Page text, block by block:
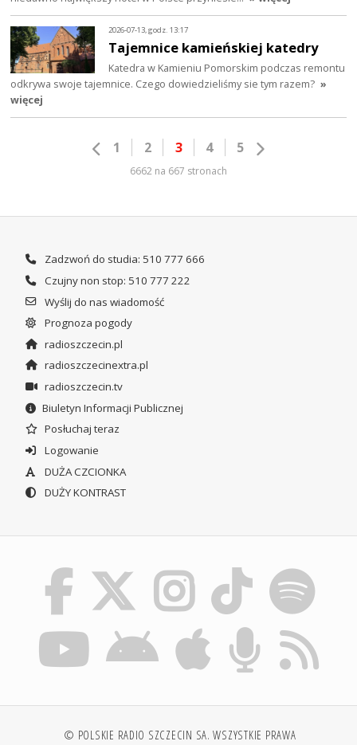
2026-07-13, godz. 13:17
Tajemnice kamieńskiej katedry
Katedra w Kamieniu Pomorskim podczas remontu
odkrywa swoje tajemnice. Czego dowiedzieliśmy sie tym razem? »
więcej
1 2 3 4 5
6662 na 667 stronach
Zadzwoń do studia: 510 777 666
Czujny non stop: 510 777 222
Wyślij do nas wiadomość
Prognoza pogody
radioszczecin.pl
radioszczecinextra.pl
radioszczecin.tv
Biuletyn Informacji Publicznej
Posłuchaj teraz
Logowanie
DUŻA CZCIONKA
DUŻY KONTRAST
© POLSKIE RADIO SZCZECIN SA. WSZYSTKIE PRAWA